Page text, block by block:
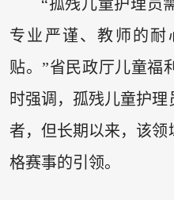
“孤残儿童护理员
专业严谨、教师的
贴。”省民政厅儿童福
时强调，孤残儿童护
者，但长期以来，该
格赛事的引领。